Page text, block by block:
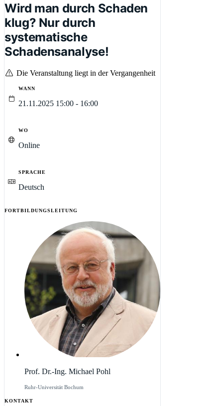
Wird man durch Schaden
klug? Nur durch
systematische
Schadensanalyse!
Die Veranstaltung liegt in der Vergangenheit
WANN
21.11.2025 15:00 - 16:00
WO
Online
SPRACHE
Deutsch
FORTBILDUNGSLEITUNG
Prof. Dr.-Ing. Michael Pohl
Ruhr-Universität Bochum
KONTAKT